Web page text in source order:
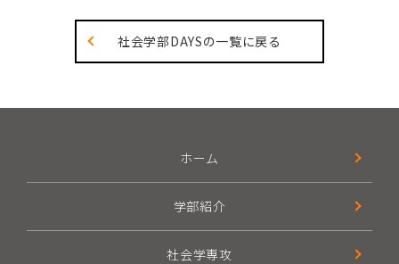
社会学部DAYSの一覧に戻る
ホーム
学部紹介
社会学専攻